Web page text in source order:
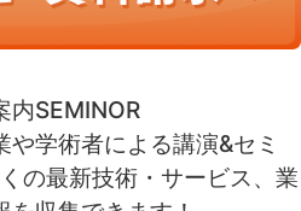
内SEMINOR
学術者による講演&セミ
の最新技術・サービス、業